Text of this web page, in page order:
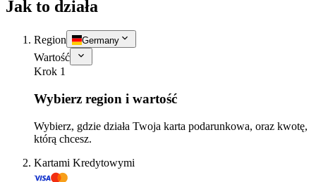
Jak to działa
Region Germany
Wartość
Krok 1
Wybierz region i wartość
Wybierz, gdzie działa Twoja karta podarunkowa, oraz kwotę,
którą chcesz.
Kartami Kredytowymi